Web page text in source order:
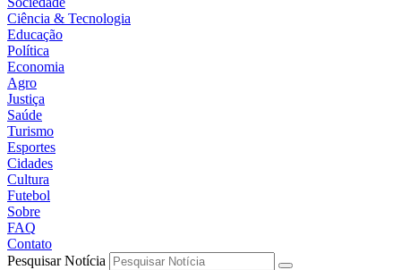
Ciência & Tecnologia
Educação
Política
Economia
Agro
Justiça
Saúde
Turismo
Esportes
Cidades
Cultura
Futebol
Sobre
FAQ
Contato
Pesquisar Notícia